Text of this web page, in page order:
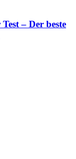
– Der beste